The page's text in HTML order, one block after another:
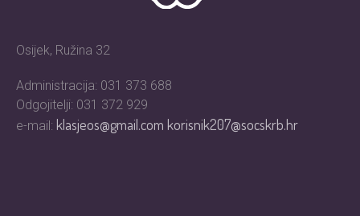
Osijek, Ružina 32
Administracija: 031 373 688
Odgojitelji: 031 372 929
e-mail: klasjeos@gmail.comkorisnik207@socskrb.hr